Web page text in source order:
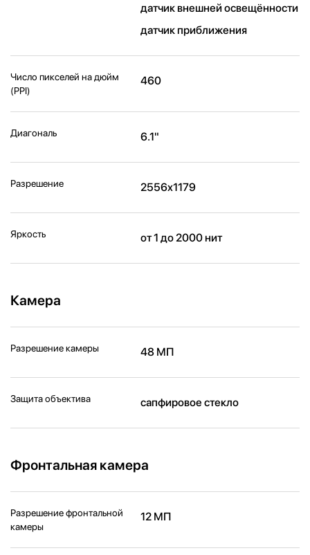
датчик внешней освещённости
датчик приближения
Число пикселей на дюйм
(PPI)
460
Диагональ 6.1"
Разрешение 2556x1179
Яркость от 1 до 2000 нит
Камера
Разрешение камеры 48 МП
Защита объектива сапфировое стекло
Фронтальная камера
Разрешение фронтальной
камеры
12 МП